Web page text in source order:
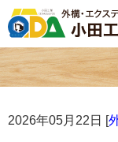
2026年05月22日 [